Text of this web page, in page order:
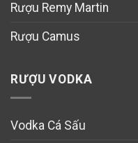
Rượu Remy Martin
Rượu Camus
RƯỢU VODKA
Vodka Cá Sấu